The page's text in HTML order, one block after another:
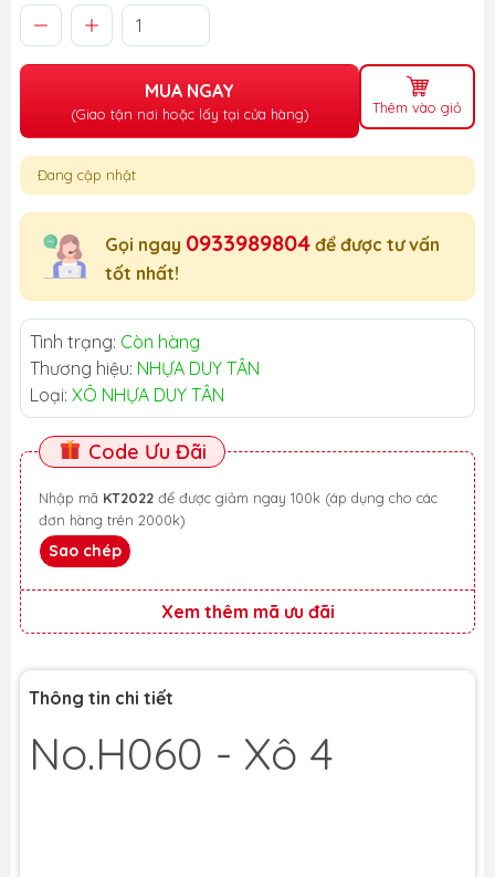
MUA NGAY
(Giao tận nơi hoặc lấy tại cửa hàng) Thêm vào giỏ
Đang cập nhật
Gọi ngay 0933989804 để được tư vấn
tốt nhất!
Tình trạng: Còn hàng
Thương hiệu: NHỰA DUY TÂN
Loại: XÔ NHỰA DUY TÂN
Code Ưu Đãi
Nhập mã KT2022
đơn hàng trên 2000k)
Sao chép
Xem thêm mã ưu đãi
Thông tin chi tiết
No.H060 - Xô 4